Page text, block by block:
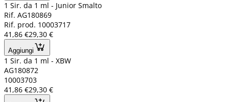
1 Sir. da 1 ml - Junior Smalto
Rif. AG180869
Rif. prod. 10003717
41,86 €29,30 €
Aggiungi
1 Sir. da 1 ml - XBW
AG180872
10003703
41,86 €29,30 €